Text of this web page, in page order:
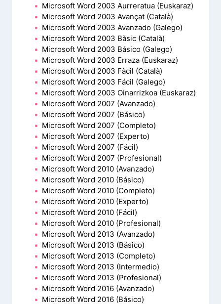
Microsoft Word 2003 Aurreratua (Euskaraz)
Microsoft Word 2003 Avançat (Català)
Microsoft Word 2003 Avanzado (Galego)
Microsoft Word 2003 Bàsic (Català)
Microsoft Word 2003 Básico (Galego)
Microsoft Word 2003 Erraza (Euskaraz)
Microsoft Word 2003 Fàcil (Català)
Microsoft Word 2003 Fácil (Galego)
Microsoft Word 2003 Oinarrizkoa (Euskaraz)
Microsoft Word 2007 (Avanzado)
Microsoft Word 2007 (Básico)
Microsoft Word 2007 (Completo)
Microsoft Word 2007 (Experto)
Microsoft Word 2007 (Fácil)
Microsoft Word 2007 (Profesional)
Microsoft Word 2010 (Avanzado)
Microsoft Word 2010 (Básico)
Microsoft Word 2010 (Completo)
Microsoft Word 2010 (Experto)
Microsoft Word 2010 (Fácil)
Microsoft Word 2010 (Profesional)
Microsoft Word 2013 (Avanzado)
Microsoft Word 2013 (Básico)
Microsoft Word 2013 (Completo)
Microsoft Word 2013 (Intermedio)
Microsoft Word 2013 (Profesional)
Microsoft Word 2016 (Avanzado)
Microsoft Word 2016 (Básico)